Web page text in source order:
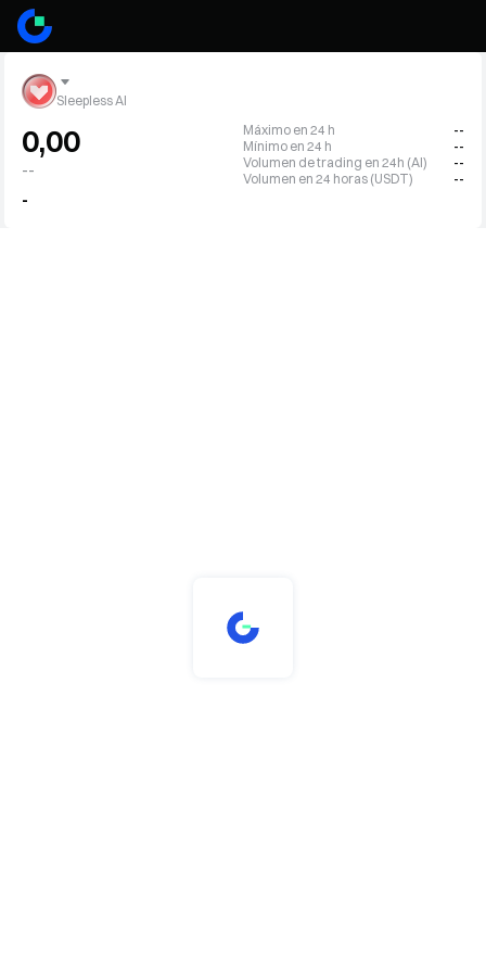
Sleepless AI
0,00
--
-
Máximo en 24 h
--
Mínimo en 24 h
--
Volumen de trading en 24h (AI)
--
Volumen en 24 horas (USDT)
--